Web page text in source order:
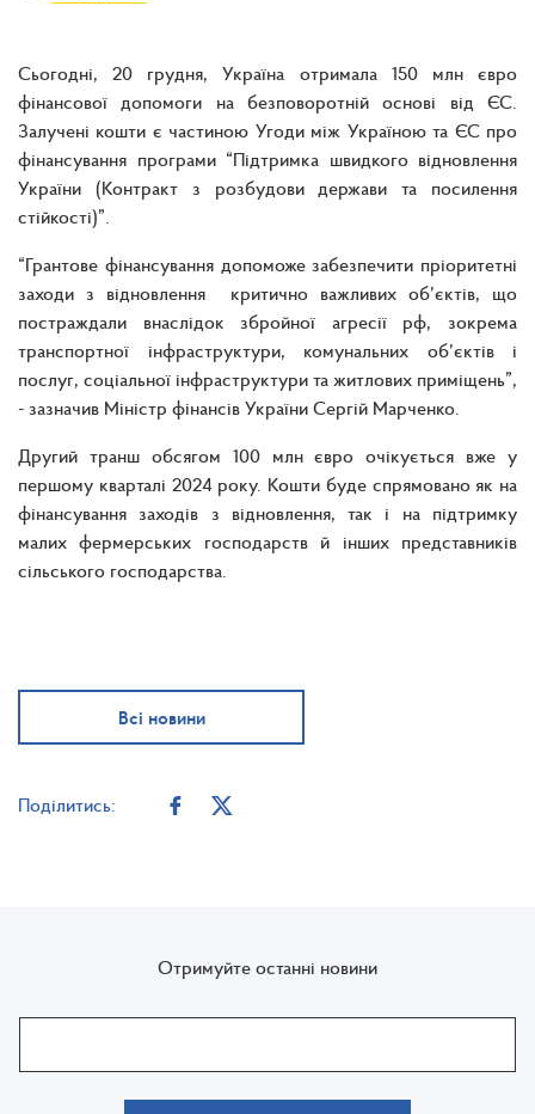
Сьогодні, 20 грудня, Україна отримала 150 млн євро
фінансової допомоги на безповоротній основі від ЄС.
Залучені кошти є частиною Угоди між Україною та ЄС про
фінансування програми “Підтримка швидкого відновлення
України (Контракт з розбудови держави та посилення
стійкості)”.
“Грантове фінансування допоможе забезпечити пріоритетні
заходи з відновлення критично важливих об’єктів, що
постраждали внаслідок збройної агресії рф, зокрема
транспортної інфраструктури, комунальних об’єктів і
послуг, соціальної інфраструктури та житлових приміщень”,
- зазначив Міністр фінансів України Сергій Марченко.
Другий транш обсягом 100 млн євро очікується вже у
першому кварталі 2024 року. Кошти буде спрямовано як на
фінансування заходів з відновлення, так і на підтримку
малих фермерських господарств й інших представників
сільського господарства.
Всі новини
Поділитись:
Отримуйте останні новини